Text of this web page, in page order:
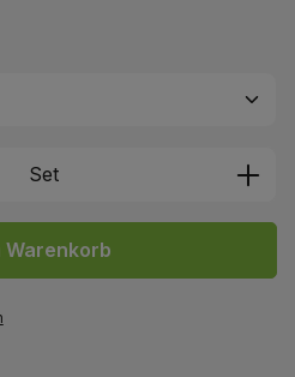
den
Set
Warenkorb